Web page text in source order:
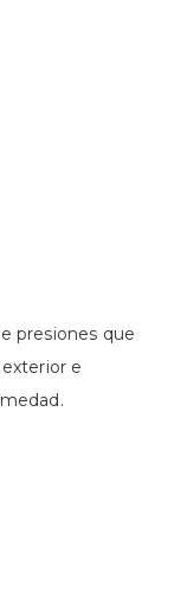
presiones que
e